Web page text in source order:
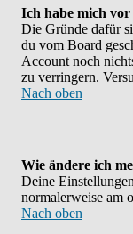
Ich habe mich
Die Gründe dafür
du vom Board
Account noch
zu verringern.
Nach oben
Wie ändere ich
Deine
normalerweise am
Nach oben